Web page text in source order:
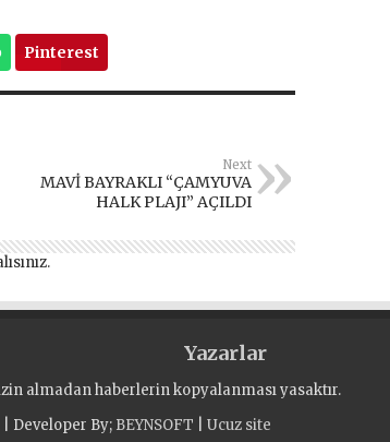
Pinterest
Next
MAVİ BAYRAKLI “ÇAMYUVA
HALK PLAJI” AÇILDI
.
Yazarlar
almadan haberlerin kopyalanması yasaktır.
| Developer By; BEYNSOFT Ucuz site